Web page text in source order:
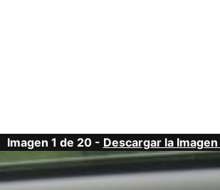
Imagen 1 de 20 - Descargar la